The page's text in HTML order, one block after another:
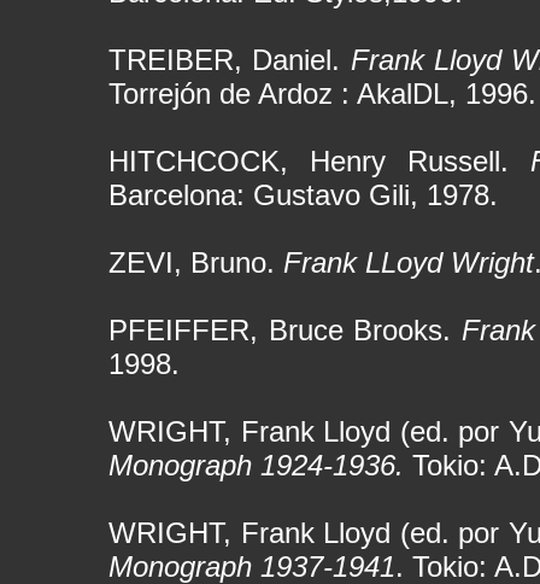
TREIBER, Daniel. Frank Lloyd
Torrejón de Ardoz : AkalDL, 1996.
HITCHCOCK, Henry Russell.
Barcelona: Gustavo Gili, 1978.
ZEVI, Bruno. Frank LLoyd Wright
PFEIFFER, Bruce Brooks.
1998.
WRIGHT, Frank Lloyd (ed. por
Monograph 1924-1936. Tokio:
WRIGHT, Frank Lloyd (ed. por
Monograph 1937-1941. Tokio: